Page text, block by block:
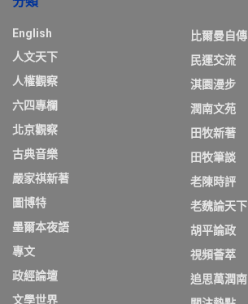
English
人文天下
人權觀察
六四專欄
北京觀察
古典音樂
嚴家祺新著
圖博特
墨爾本夜語
專文
政經論壇
文學世界
比爾曼自傳
民運交流
淇園漫步
潤南文苑
田牧新著
田牧筆談
老陳時評
老魏論天下
胡平論政
視頻薈萃
追思萬潤南